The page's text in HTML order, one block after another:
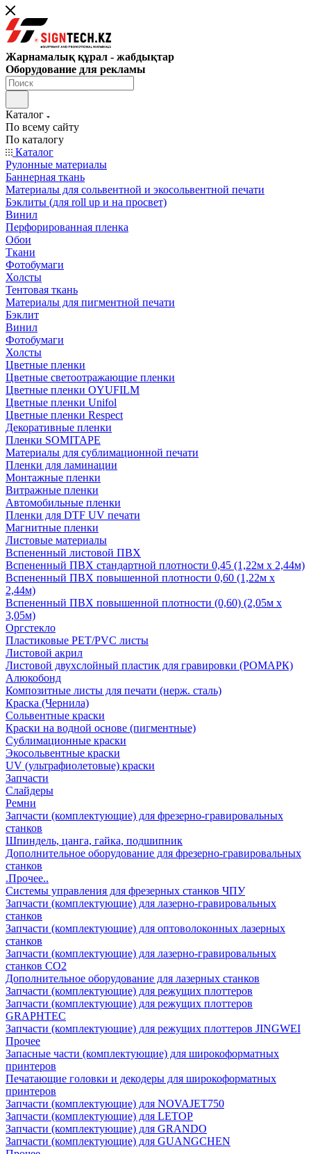
Жарнамалық құрал - жабдықтар
Оборудование для рекламы
Каталог
По всему сайту
По каталогу
Каталог
Рулонные материалы
Баннерная ткань
Материалы для сольвентной и экосольвентной печати
Бэклиты (для roll up и на просвет)
Винил
Перфорированная пленка
Обои
Ткани
Фотобумаги
Холсты
Тентовая ткань
Материалы для пигментной печати
Бэклит
Винил
Фотобумаги
Холсты
Цветные пленки
Цветные светоотражающие пленки
Цветные пленки OYUFILM
Цветные пленки Unifol
Цветные пленки Respect
Декоративные пленки
Пленки SOMITAPE
Материалы для сублимационной печати
Пленки для ламинации
Монтажные пленки
Витражные пленки
Автомобильные пленки
Пленки для DTF UV печати
Магнитные пленки
Листовые материалы
Вспененный листовой ПВХ
Вспененный ПВХ стандартной плотности 0,45 (1,22м х 2,44м)
Вспененный ПВХ повышенной плотности 0,60 (1,22м х
2,44м)
Вспененный ПВХ повышенной плотности (0,60) (2,05м х
3,05м)
Оргстекло
Пластиковые PET/PVC листы
Листовой акрил
Листовой двухслойный пластик для гравировки (РОМАРК)
Алюкобонд
Композитные листы для печати (нерж. сталь)
Краска (Чернила)
Сольвентные краски
Краски на водной основе (пигментные)
Сублимационные краски
Экосольвентные краски
UV (ультрафиолетовые) краски
Запчасти
Слайдеры
Ремни
Запчасти (комплектующие) для фрезерно-гравировальных
станков
Шпиндель, цанга, гайка, подшипник
Дополнительное оборудование для фрезерно-гравировальных
станков
.Прочее..
Системы управления для фрезерных станков ЧПУ
Запчасти (комплектующие) для лазерно-гравировальных
станков
Запчасти (комплектующие) для оптоволоконных лазерных
станков
Запчасти (комплектующие) для лазерно-гравировальных
станков CO2
Дополнительное оборудование для лазерных станков
Запчасти (комплектующие) для режущих плоттеров
Запчасти (комплектующие) для режущих плоттеров
GRAPHTEC
Запчасти (комплектующие) для режущих плоттеров JINGWEI
Прочее
Запасные части (комплектующие) для широкоформатных
принтеров
Печатающие головки и декодеры для широкоформатных
принтеров
Запчасти (комплектующие) для NOVAJET750
Запчасти (комплектующие) для LETOP
Запчасти (комплектующие) для GRANDO
Запчасти (комплектующие) для GUANGCHEN